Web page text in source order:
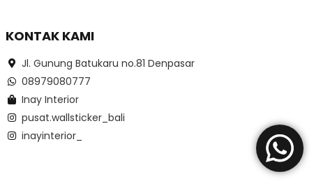
KONTAK KAMI
Jl. Gunung Batukaru no.81 Denpasar
08979080777
Inay Interior
pusat.wallsticker_bali
inayinterior_